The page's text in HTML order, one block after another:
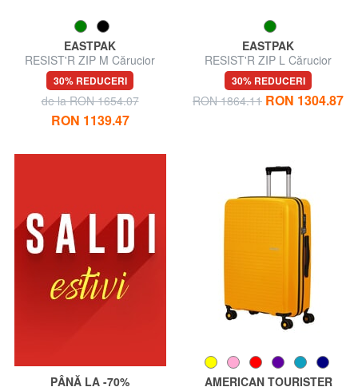
EASTPAK
RESIST'R ZIP M Cărucior
mediu
30% REDUCERI
de la RON 1654.07
RON 1139.47
EASTPAK
RESIST'R ZIP L Cărucior
mare
30% REDUCERI
RON 1864.11 RON 1304.87
PÂNĂ LA -70%
AMERICAN TOURISTER